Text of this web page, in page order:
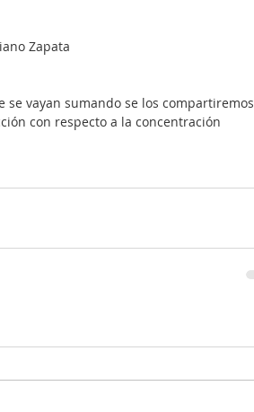
Zapata
vayan sumando se los compartiremos
con respecto a la concentración